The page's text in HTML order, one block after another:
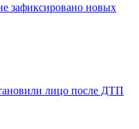
зафиксировано новых
лицо после ДТП